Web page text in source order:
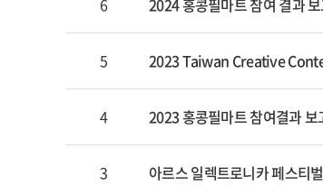
6 2024 홍콩필마트 참여 결과
5 2023 Taiwan Creative
4 2023 홍콩필마트 참여결과 보
3 아르스 일렉트로니카 페스티